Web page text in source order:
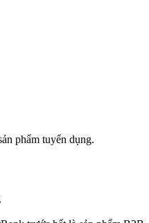
phẩm tuyển dụng.